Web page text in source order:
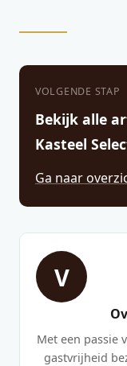
VOLGENDE STAP
Bekijk alle
Kasteel
Ga naar
V
Met een passie
gastvrijheid